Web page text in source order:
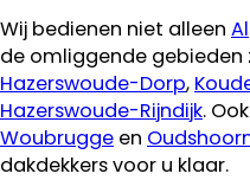
Wij bedienen niet alleen
de omliggende gebieden
Hazerswoude-Dorp,
Hazerswoude-Rijndijk.
Woubrugge en
dakdekkers voor u klaar.